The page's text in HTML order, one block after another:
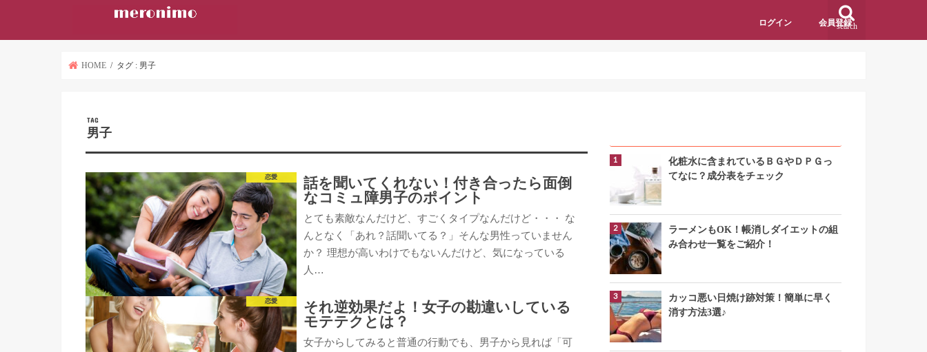
search
ログイン 会員登録
HOME タグ : 男子
TAG
男子
恋愛
話を聞いてくれない！付き合ったら面倒
なコミュ障男子のポイント
とても素敵なんだけど、すごくタイプなんだけど・・・ な
んとなく「あれ？話聞いてる？」そんな男性っていません
か？ 理想が高いわけでもないんだけど、気になっている
人…
恋愛
それ逆効果だよ！女子の勘違いしている
モテテクとは？
女子からしてみると普通の行動でも、男子から見れば「可
化粧水に含まれているＢＧやＤＰＧっ
てなに？成分表をチェック
ラーメンもOK！帳消しダイエットの組
み合わせ一覧をご紹介！
カッコ悪い日焼け跡対策！簡単に早く
消す方法3選♪